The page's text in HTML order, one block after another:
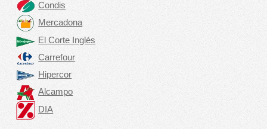
Condis
Mercadona
El Corte Inglés
Carrefour
Hipercor
Alcampo
DIA